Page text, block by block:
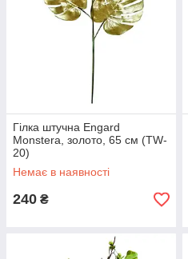
Гілка штучна Engard
Monstera, золото, 65 см (TW-
20)
Немає в наявності
240 ₴